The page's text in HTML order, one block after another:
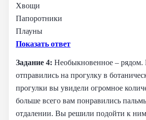
Хвощи
Папоротники
Плауны
Показать ответ
Задание 4: Необыкновенное – рядом.
отправились на прогулку в
прогулки вы увидели огромное
больше всего вам понравились
отдалении. Вы решили подойти к